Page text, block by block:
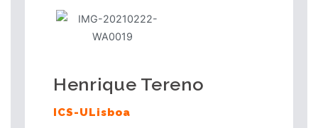
Henrique Tereno
ICS-ULisboa